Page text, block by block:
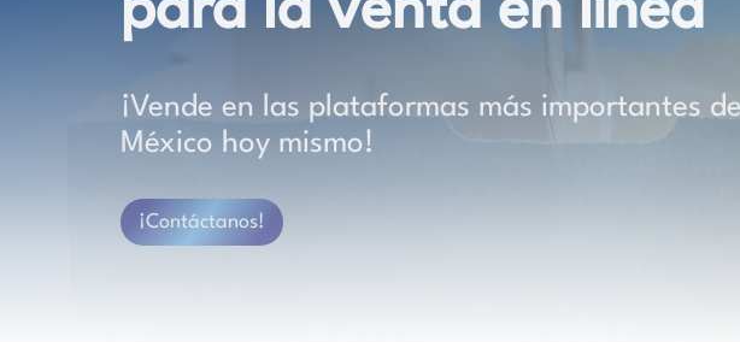
¡Vende en las plataformas más importantes de
México hoy mismo!
¡Contáctanos!